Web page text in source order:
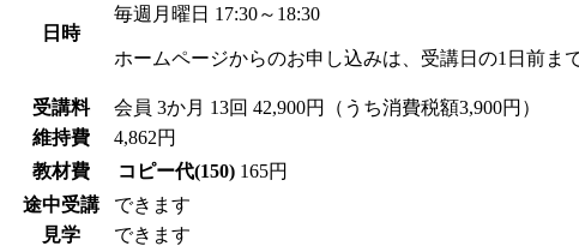
日時
毎週月曜日 17:30～18:30
ホームページからのお申し込みは、受講日の1日前ま
受講料 会員 3か月 13回 42,900円（うち消費税額3,900円）
維持費
4,862円
教材費
コピー代(150) 165円
途中受講
できます
見学
できます